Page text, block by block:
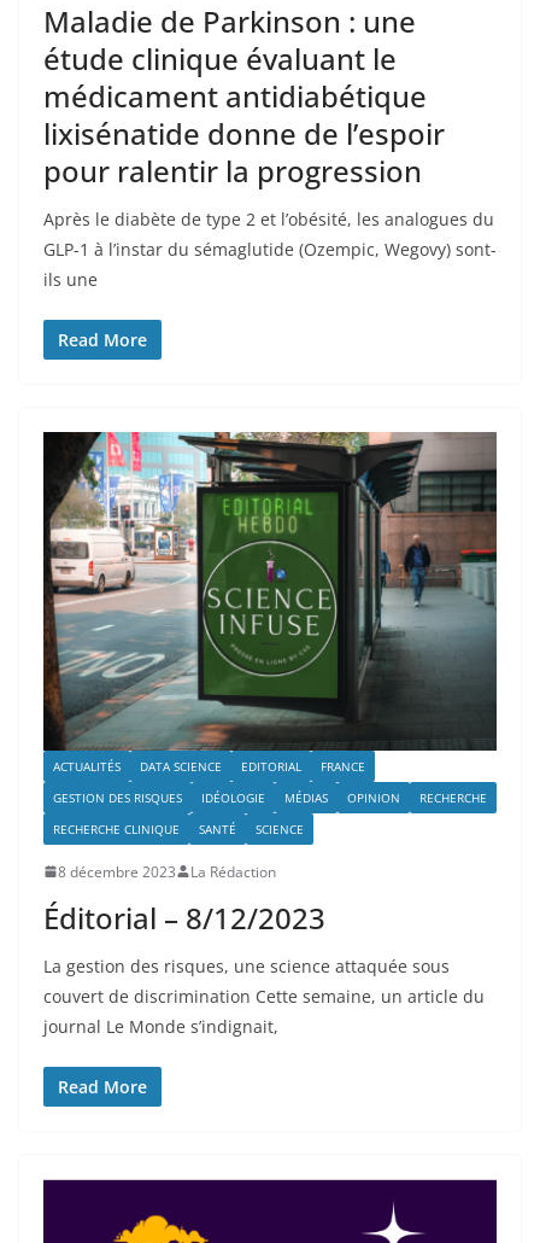
Maladie de Parkinson : une
étude clinique évaluant le
médicament antidiabétique
lixisénatide donne de l’espoir
pour ralentir la progression
Après le diabète de type 2 et l’obésité, les analogues du
GLP-1 à l’instar du sémaglutide (Ozempic, Wegovy) sont-
ils une
Read More
ACTUALITÉS DATA SCIENCE EDITORIAL
FRANCE
GESTION DES RISQUES
IDÉOLOGIE MÉDIAS OPINION
RECHERCHE
RECHERCHE CLINIQUE
SANTÉ SCIENCE
8 décembre 2023 La Rédaction
Éditorial – 8/12/2023
La gestion des risques, une science attaquée sous
couvert de discrimination Cette semaine, un article du
journal Le Monde s’indignait,
Read More